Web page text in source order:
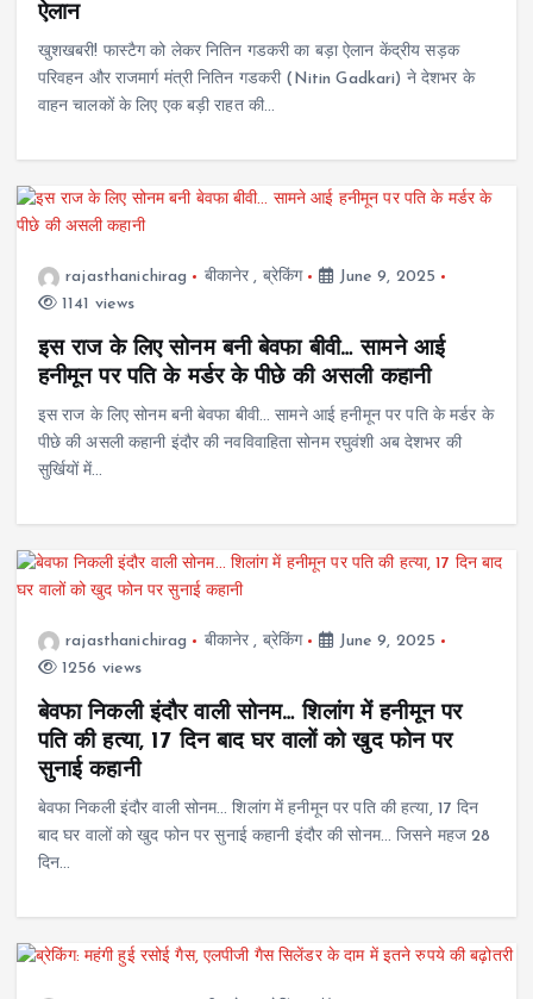
ऐलान
खुशखबरी! फास्टैग को लेकर नितिन गडकरी का बड़ा ऐलान केंद्रीय सड़क
परिवहन और राजमार्ग मंत्री नितिन गडकरी (Nitin Gadkari) ने देशभर के
वाहन चालकों के लिए एक बड़ी राहत की…
rajasthanichirag बीकानेर , ब्रेकिंग
June 9, 2025
1141 views
इस राज के लिए सोनम बनी बेवफा बीवी… सामने आई
हनीमून पर पति के मर्डर के पीछे की असली कहानी
इस राज के लिए सोनम बनी बेवफा बीवी… सामने आई हनीमून पर पति के मर्डर के
पीछे की असली कहानी इंदौर की नवविवाहिता सोनम रघुवंशी अब देशभर की
सुर्खियों में…
rajasthanichirag बीकानेर , ब्रेकिंग
June 9, 2025
1256 views
बेवफा निकली इंदौर वाली सोनम… शिलांग में हनीमून पर
पति की हत्या, 17 दिन बाद घर वालों को खुद फोन पर
सुनाई कहानी
बेवफा निकली इंदौर वाली सोनम… शिलांग में हनीमून पर पति की हत्या, 17 दिन
बाद घर वालों को खुद फोन पर सुनाई कहानी इंदौर की सोनम… जिसने महज 28
दिन…